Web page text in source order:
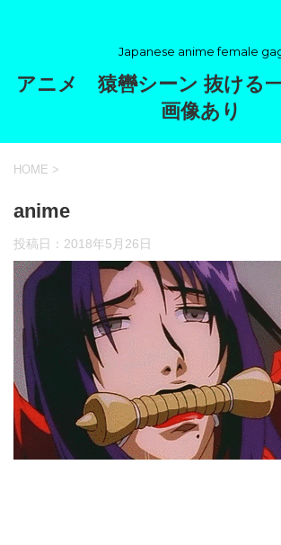
Japanese anime female
アニメ 猿轡シーン 抜ける
画像あり
HOME >
anime
投稿日： 2018年5月26日